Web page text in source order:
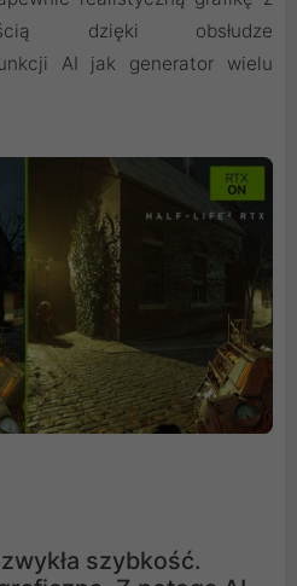
dzięki obsłudze
AI jak generator wielu
szybkość.